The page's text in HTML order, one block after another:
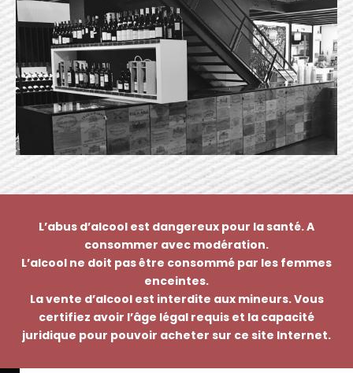
L’abus d’alcool est dangereux pour la santé. A
consommer avec modération.
L’alcool ne doit pas être consommé par les femmes
enceintes.
La vente d’alcool est interdite aux mineurs. Vous
certifiez avoir l’âge légal requis et la capacité
juridique pour pouvoir acheter sur ce site Internet.